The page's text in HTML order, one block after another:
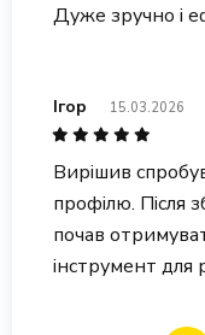
Дуже зручно і
Ігор 15.03.2026
Вирішив
профілю. Після
почав
інструмент для